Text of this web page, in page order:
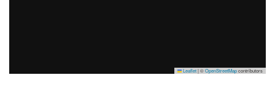
Leaflet|©OpenStreetMapcontributors